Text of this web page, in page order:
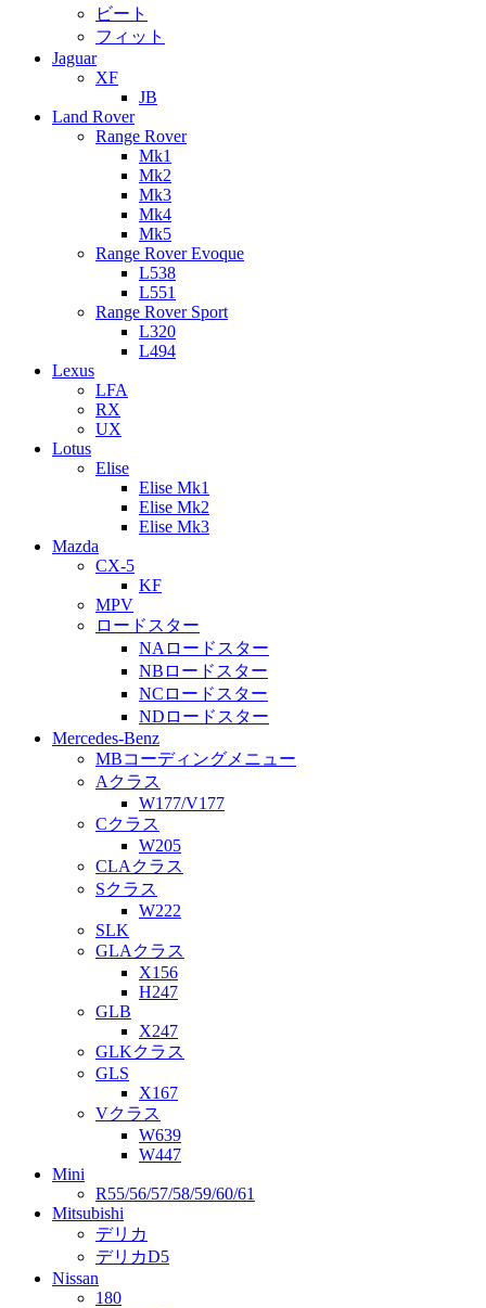
ビート
フィット
Jaguar
XF
JB
Land Rover
Range Rover
Mk1
Mk2
Mk3
Mk4
Mk5
Range Rover Evoque
L538
L551
Range Rover Sport
L320
L494
Lexus
LFA
RX
UX
Lotus
Elise
Elise Mk1
Elise Mk2
Elise Mk3
Mazda
CX-5
KF
MPV
ロードスター
NAロードスター
NBロードスター
NCロードスター
NDロードスター
Mercedes-Benz
MBコーディングメニュー
Aクラス
W177/V177
Cクラス
W205
CLAクラス
Sクラス
W222
SLK
GLAクラス
X156
H247
GLB
X247
GLKクラス
GLS
X167
Vクラス
W639
W447
Mini
R55/56/57/58/59/60/61
Mitsubishi
デリカ
デリカD5
Nissan
180